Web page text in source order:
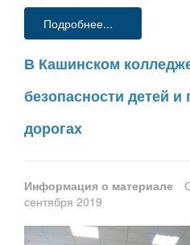
Подробнее...
В Кашинском
безопасности детей и
дорогах
Информация о материале
сентября 2019